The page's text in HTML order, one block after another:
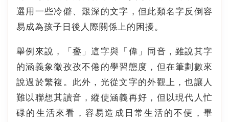
選用一些冷僻、艱深的文字，但此類名字反倒容
易成為孩子日後人際關係上的困擾。
舉例來說，「斖」這字與「偉」同音，雖說其字
的涵義象徵孜孜不倦的學習態度，但在筆劃數來
說過於繁複。此外，光從文字的外觀上，也讓人
難以聯想其讀音，縱使涵義再好，但以現代人忙
碌的生活來看，容易造成日常生活的不便，畢